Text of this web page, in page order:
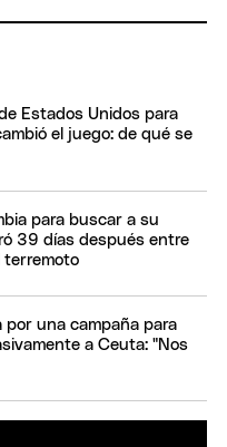
Estados Unidos para
el juego: de qué se
para buscar a su
39 días después entre
terremoto
por una campaña para
a Ceuta: "Nos